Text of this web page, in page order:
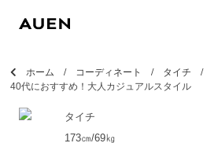
ホーム コーディネート
タイチ
40代におすすめ！大人カジュアルスタイル
タイチ
173㎝/69㎏